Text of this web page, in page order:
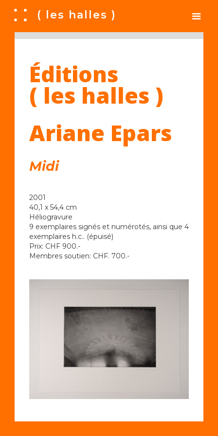
A ( les halles )
Éditions
( les halles )
Ariane Epars
Midi
2001
40,1 x 54,4 cm
Héliogravure
9 exemplaires signés et numérotés, ainsi que 4
exemplaires h.c.. (épuisé)
Prix: CHF 900.-
Membres soutien: CHF. 700.-